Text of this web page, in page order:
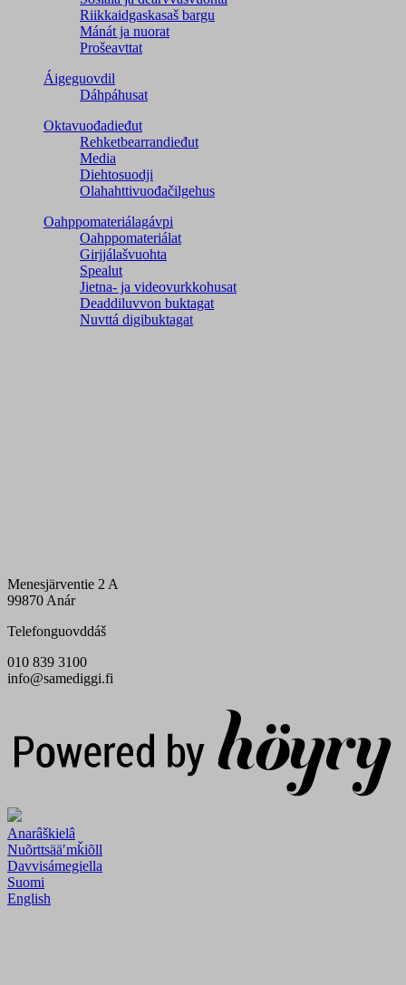
Riikkaidgaskasaš bargu
Mánát ja nuorat
Prošeavttat
Áigeguovdil
Dáhpáhusat
Oktavuođadieđut
Rehketbearrandieđut
Media
Diehtosuodji
Olahahttivuođačilgehus
Oahppomateriálagávpi
Oahppomateriálat
Girjjálašvuohta
Spealut
Jietna- ja videovurkkohusat
Deaddiluvvon buktagat
Nuvttá digibuktagat
Menesjärventie 2 A
99870 Anár
Telefonguovddáš
010 839 3100
info@samediggi.fi
Anarâškielâ
Nuõrttsääʹmǩiõll
Davvisámegiella
Suomi
English